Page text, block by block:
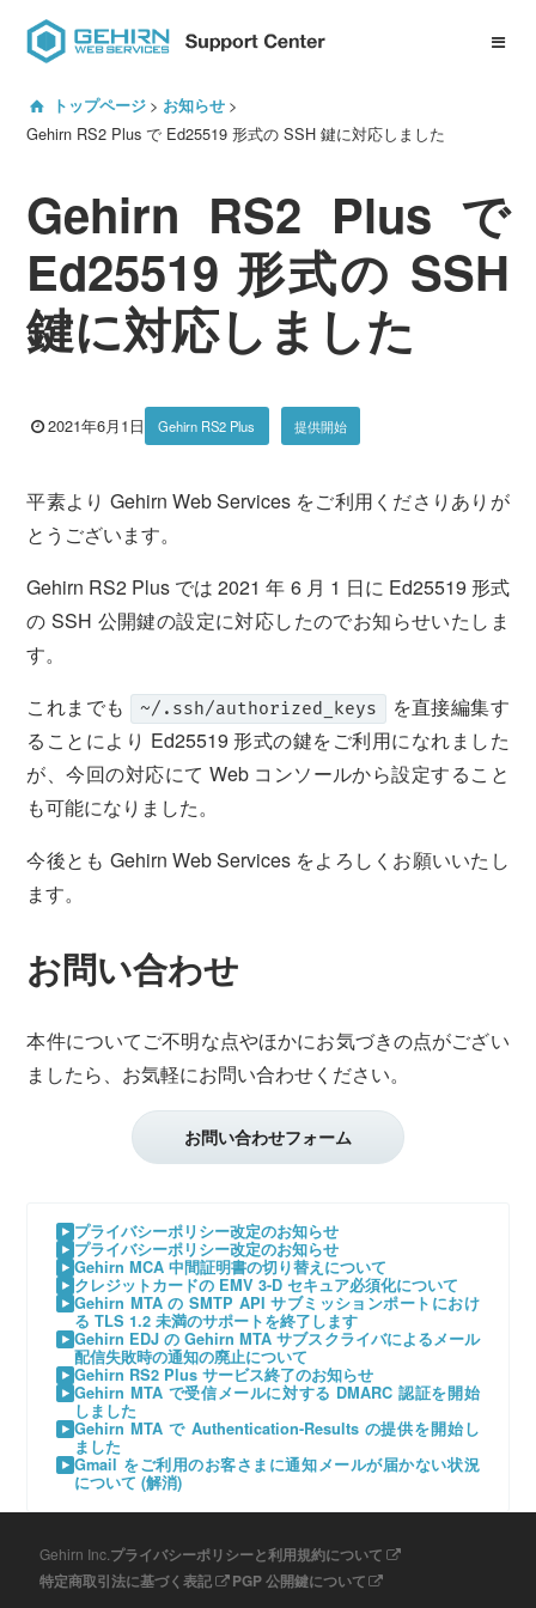
ID Center について
サービスマニュアル一覧
プロジェクト管理機能 Gehirn DNS
Gehirn EDJ Gehirn MTA
Gehirn MCA
よくある質問
サービスへのお問い合わせ
運営会社について サービスサイト
サインイン
トップページ お知らせ
Gehirn RS2 Plus で Ed25519 形式の SSH 鍵に対応しました
Gehirn RS2 Plus で
Ed25519 形式の SSH
鍵に対応しました
2021年6月1日 Gehirn RS2 Plus 提供開始
平素より Gehirn Web Services をご利用くださりありが
とうございます。
Gehirn RS2 Plus では 2021 年 6 月 1 日に Ed25519 形式
の SSH 公開鍵の設定に対応したのでお知らせいたしま
す。
これまでも
~/.ssh/authorized_keys
を直接編集す
ることにより Ed25519 形式の鍵をご利用になれました
が、今回の対応にて Web コンソールから設定すること
も可能になりました。
今後とも Gehirn Web Services をよろしくお願いいたし
ます。
お問い合わせ
本件についてご不明な点やほかにお気づきの点がござい
ましたら、お気軽にお問い合わせください。
お問い合わせフォーム
プライバシーポリシー改定のお知らせ
プライバシーポリシー改定のお知らせ
Gehirn MCA 中間証明書の切り替えについて
クレジットカードの EMV 3-D セキュア必須化について
Gehirn MTA の SMTP API サブミッションポートにおけ
る TLS 1.2 未満のサポートを終了します
Gehirn EDJ の Gehirn MTA サブスクライバによるメール
配信失敗時の通知の廃止について
Gehirn RS2 Plus サービス終了のお知らせ
Gehirn MTA で受信メールに対する DMARC 認証を開始
しました
Gehirn MTA で Authentication-Results の提供を開始し
ました
Gmail をご利用のお客さまに通知メールが届かない状況
について (解消)
Gehirn Inc. プライバシーポリシーと利用規約について
特定商取引法に基づく表記
PGP 公開鍵について